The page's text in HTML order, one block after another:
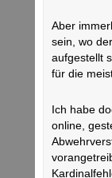
Aber
sein, wo
aufgestellt
für die
Ich habe
online,